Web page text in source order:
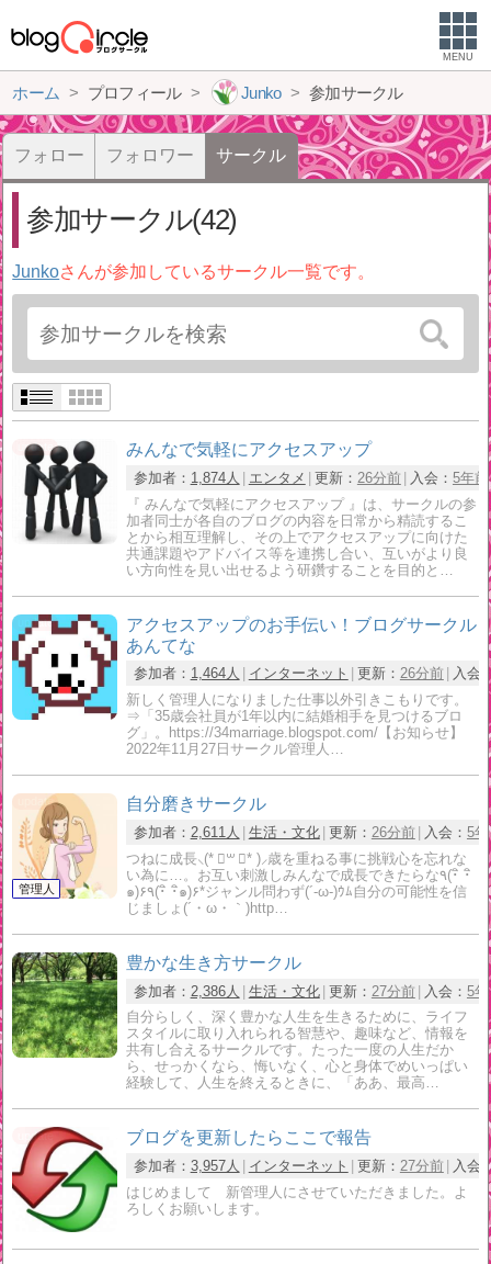
MENU
ホーム プロフィール Junko 参加サークル
フォロー フォロワー サークル
参加サークル(42)
Junkoさんが参加しているサークル一覧です。
みんなで気軽にアクセスアップ
参加者： 1,874人 エンタメ 更新： 26分前 入会： 5年前
『 みんなで気軽にアクセスアップ 』は、サークルの参
加者同士が各自のブログの内容を日常から精読するこ
とから相互理解し、その上でアクセスアップに向けた
共通課題やアドバイス等を連携し合い、互いがより良
い方向性を見い出せるよう研鑽することを目的と…
アクセスアップのお手伝い！ブログサークル
あんてな
参加者： 1,464人 インターネット 更新： 26分前
入会
新しく管理人になりました仕事以外引きこもりです。
⇒「35歳会社員が1年以内に結婚相手を見つけるブロ
グ」。https://34marriage.blogspot.com/【お知らせ】
2022年11月27日サークル管理人…
自分磨きサークル
参加者： 2,611人 生活・文化 更新： 26分前 入会： 5
つねに成長⸜(* ॑꒳ ॑* )⸝歳を重ねる事に挑戦心を忘れな
い為に…。お互い刺激しみんなで成長できたらな٩(･ิ ･ิ
๑)۶٩(･ิ ･ิ๑)۶*ジャンル問わず(´-ω-)ｳﾑ自分の可能性を信
じましょ(´・ω・｀)http…
豊かな生き方サークル
参加者： 2,386人 生活・文化 更新： 27分前 入会： 5
自分らしく、深く豊かな人生を生きるために、ライフ
スタイルに取り入れられる智慧や、趣味など、情報を
共有し合えるサークルです。たった一度の人生だか
ら、せっかくなら、悔いなく、心と身体でめいっぱい
経験して、人生を終えるときに、「ああ、最高…
ブログを更新したらここで報告
参加者： 3,957人 インターネット 更新： 27分前
入会
はじめまして 新管理人にさせていただきました。よ
ろしくお願いします。